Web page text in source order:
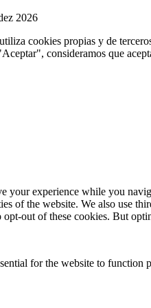
2026
cookies propias y de
consideramos que
your experience while you
of the website. We also use
opt-out of these cookies. But
for the website to